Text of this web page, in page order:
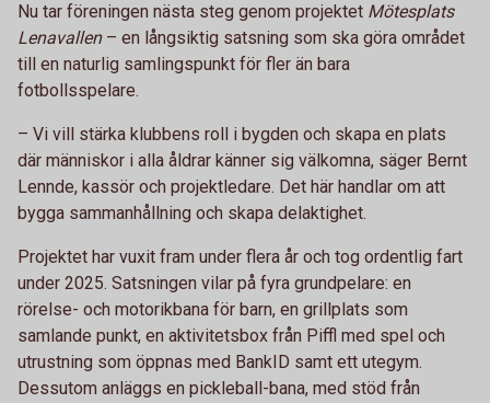
Nu tar föreningen nästa steg genom projektet Mötesplats
Lenavallen– en långsiktig satsning som ska göra området
till en naturlig samlingspunkt för fler än bara
fotbollsspelare.
– Vi vill stärka klubbens roll i bygden och skapa en plats
där människor i alla åldrar känner sig välkomna, säger Bernt
Lennde, kassör och projektledare. Det här handlar om att
bygga sammanhållning och skapa delaktighet.
Projektet har vuxit fram under flera år och tog ordentlig fart
under 2025. Satsningen vilar på fyra grundpelare: en
rörelse- och motorikbana för barn, en grillplats som
samlande punkt, en aktivitetsbox från Piffl med spel och
utrustning som öppnas med BankID samt ett utegym.
Dessutom anläggs en pickleball-bana, med stöd från